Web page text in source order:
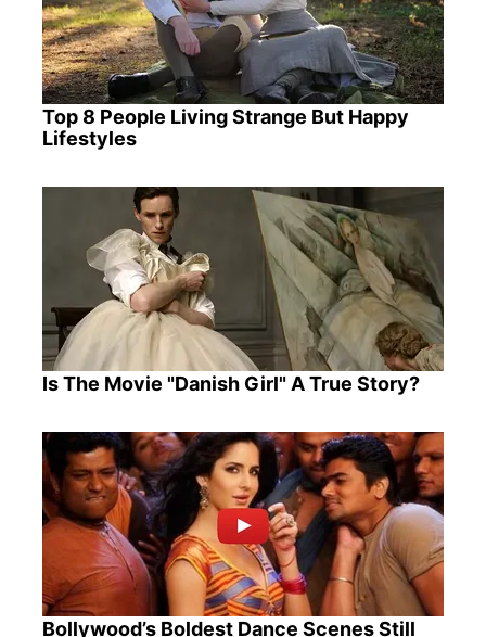
Top 8 People Living Strange But Happy
Lifestyles
Is The Movie "Danish Girl" A True Story?
Bollywood’s Boldest Dance Scenes Still